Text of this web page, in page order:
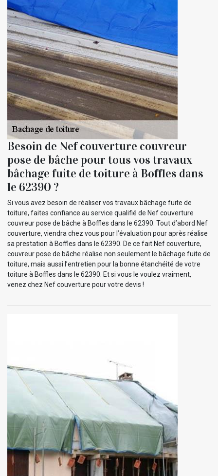
Besoin de Nef couverture couvreur
pose de bâche pour tous vos travaux
bâchage fuite de toiture à Boffles dans
le 62390 ?
Si vous avez besoin de réaliser vos travaux bâchage fuite de
toiture, faites confiance au service qualifié de Nef couverture
couvreur pose de bâche à Boffles dans le 62390. Tout d’abord Nef
couverture, viendra chez vous pour l’évaluation pour après réalise
sa prestation à Boffles dans le 62390. De ce fait Nef couverture,
couvreur pose de bâche réalise non seulement le bâchage fuite de
toiture, mais aussi l’entretien pour la bonne étanchéité de votre
toiture à Boffles dans le 62390. Et si vous le voulez vraiment,
venez chez Nef couverture pour votre devis !